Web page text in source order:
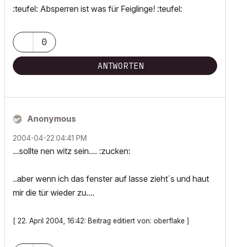
:teufel: Absperren ist was für Feiglinge! :teufel:
0
ANTWORTEN
Anonymous
‎2004-04-22 04:41 PM
...sollte nen witz sein.... :zucken:
..aber wenn ich das fenster auf lasse zieht´s und haut
mir die tür wieder zu....
[ 22. April 2004, 16:42: Beitrag editiert von: oberflake ]